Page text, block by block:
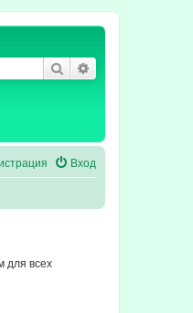
Поиск
Вход
для всех